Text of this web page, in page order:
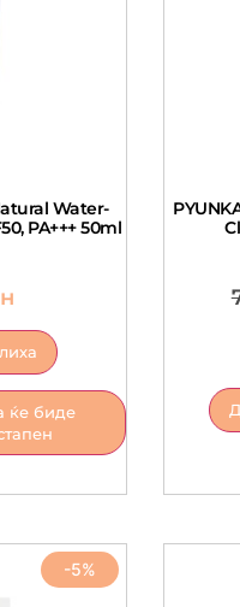
Water-
PA+++ 50ml
ќе биде
-5%